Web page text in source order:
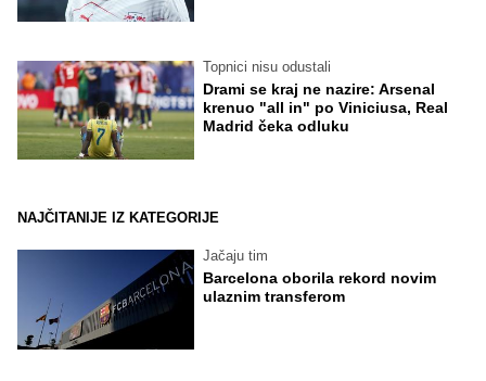
Topnici nisu odustali
Drami se kraj ne nazire: Arsenal
krenuo "all in" po Viniciusa, Real
Madrid čeka odluku
NAJČITANIJE IZ KATEGORIJE
Jačaju tim
Barcelona oborila rekord novim
ulaznim transferom